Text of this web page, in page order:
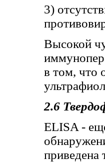
3)
Высокой
в том, что
2.6
ELISA -
приведена